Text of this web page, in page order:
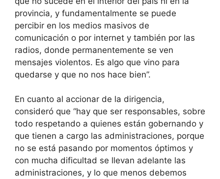
provincia, y fundamentalmente se puede
percibir en los medios masivos de
comunicación o por internet y también por las
radios, donde permanentemente se ven
mensajes violentos. Es algo que vino para
quedarse y que no nos hace bien”.
En cuanto al accionar de la dirigencia,
consideró que “hay que ser responsables, sobre
todo respetando a quienes están gobernando y
que tienen a cargo las administraciones, porque
no se está pasando por momentos óptimos y
con mucha dificultad se llevan adelante las
administraciones, y lo que menos debemos